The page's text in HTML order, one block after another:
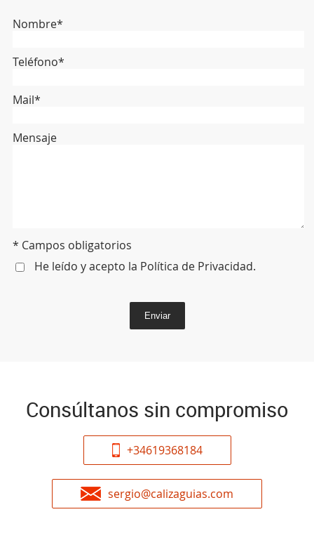
Nombre*
Teléfono*
Mail*
Mensaje
* Campos obligatorios
He leído y acepto la Política de Privacidad.
Enviar
Consúltanos sin compromiso
+34619368184
sergio@calizaguias.com